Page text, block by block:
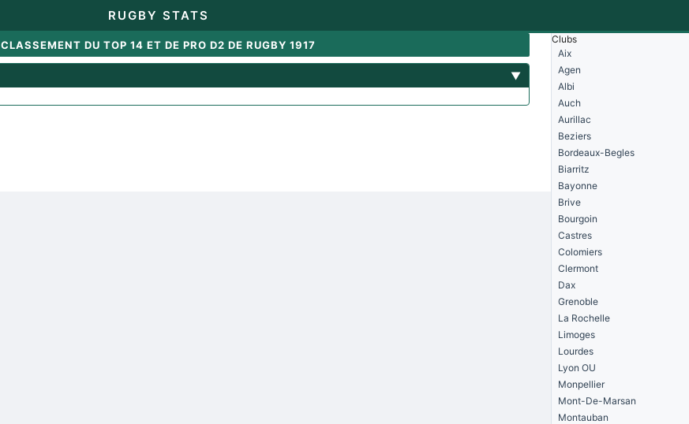
RUGBY STATS
CLASSEMENT DU TOP 14 ET DE PRO D2 DE RUGBY 1917
▼
Clubs
Aix
Agen
Albi
Auch
Aurillac
Beziers
Bordeaux-Begles
Biarritz
Bayonne
Brive
Bourgoin
Castres
Colomiers
Clermont
Dax
Grenoble
La Rochelle
Limoges
Lourdes
Lyon OU
Monpellier
Mont-De-Marsan
Montauban